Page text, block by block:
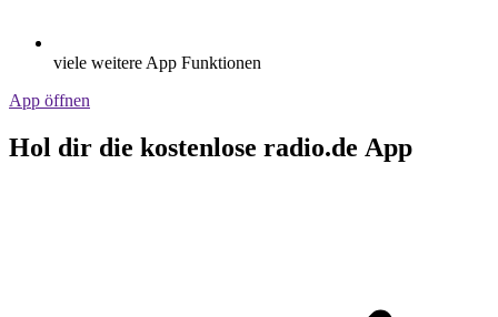
viele weitere App Funktionen
App öffnen
Hol dir die kostenlose radio.de App